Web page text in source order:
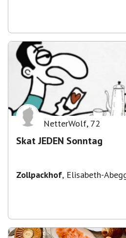
NetterWolf, 72
Skat JEDEN Sonntag
Zollpackhof, Elisabeth-